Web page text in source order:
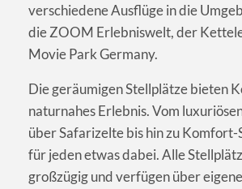
verschiedene Ausflüge in die
die ZOOM Erlebniswelt, der
Movie Park Germany.
Die geräumigen Stellplätze bieten
naturnahes Erlebnis. Vom
über Safarizelte bis hin zu
für jeden etwas dabei. Alle
großzügig und verfügen über eigene